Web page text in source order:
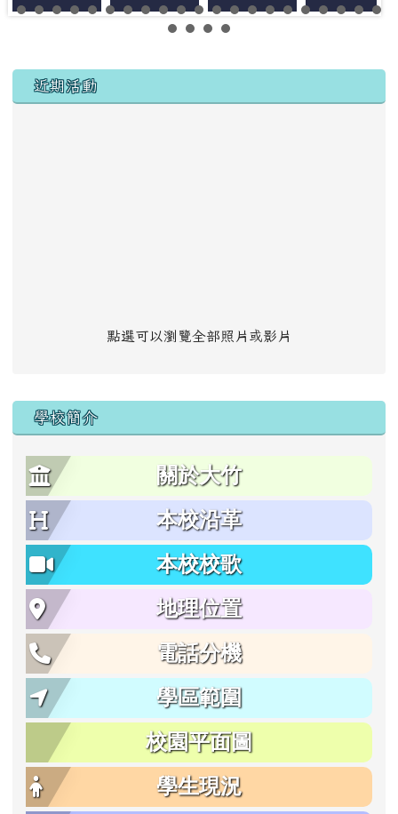
左邊區域內容
近期活動
點選可以瀏覽全部照片或影片
學校簡介
關於大竹
本校沿革
本校校歌
地理位置
電話分機
學區範圍
校園平面圖
學生現況